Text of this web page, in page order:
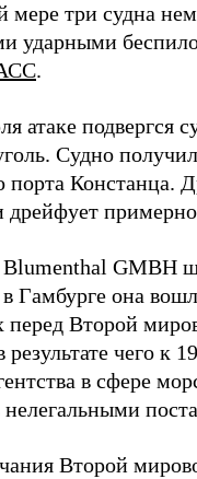
мере три судна
ударными
.
атаке подвергся
Судно
порта Констанца.
GMBH
в Гамбурге она
перед Второй
чего к
в сфере
нелегальными
Второй